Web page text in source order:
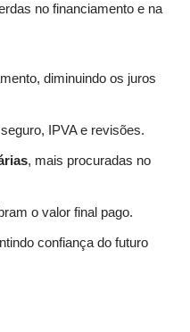
no financiamento e na
diminuindo os juros
IPVA e revisões.
, mais procuradas no
o valor final pago.
confiança do futuro